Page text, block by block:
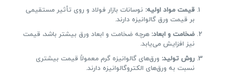
قیمت مواد اولیه: نوسانات بازار فولاد و روی تأثیر مستقیمی
بر قیمت ورق گالوانیزه دارند.
ضخامت و ابعاد: هرچه ضخامت و ابعاد ورق بیشتر باشد، قیمت
نیز افزایش می‌یابد.
روش تولید: ورق‌های گالوانیزه گرم معمولاً قیمت بیشتری
نسبت به ورق‌های الکتروگالوانیزه دارند.